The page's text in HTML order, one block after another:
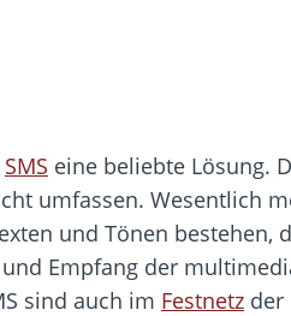
SMS eine beliebte Lösung.
umfassen. Wesentlich
und Tönen bestehen,
Empfang der
sind auch im Festnetz der